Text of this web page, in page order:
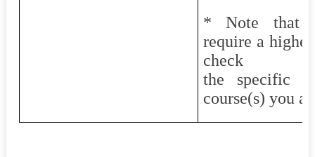
* Note that
require a
check
the specific
course(s) you